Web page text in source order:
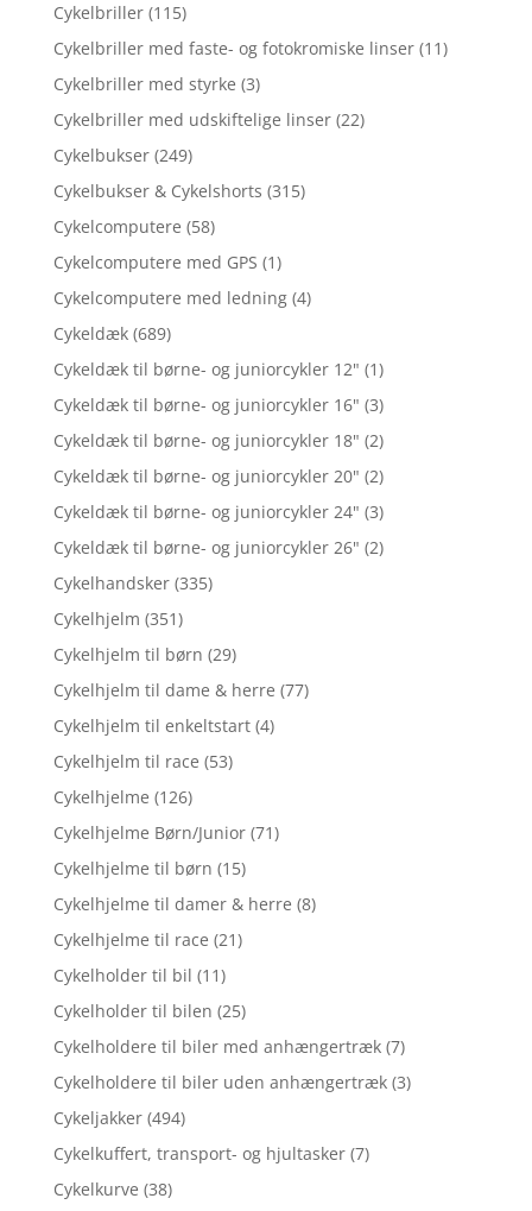
Cykelbriller (115)
Cykelbriller med faste- og fotokromiske linser (11)
Cykelbriller med styrke (3)
Cykelbriller med udskiftelige linser (22)
Cykelbukser (249)
Cykelbukser & Cykelshorts (315)
Cykelcomputere (58)
Cykelcomputere med GPS (1)
Cykelcomputere med ledning (4)
Cykeldæk (689)
Cykeldæk til børne- og juniorcykler 12" (1)
Cykeldæk til børne- og juniorcykler 16" (3)
Cykeldæk til børne- og juniorcykler 18" (2)
Cykeldæk til børne- og juniorcykler 20" (2)
Cykeldæk til børne- og juniorcykler 24" (3)
Cykeldæk til børne- og juniorcykler 26" (2)
Cykelhandsker (335)
Cykelhjelm (351)
Cykelhjelm til børn (29)
Cykelhjelm til dame & herre (77)
Cykelhjelm til enkeltstart (4)
Cykelhjelm til race (53)
Cykelhjelme (126)
Cykelhjelme Børn/Junior (71)
Cykelhjelme til børn (15)
Cykelhjelme til damer & herre (8)
Cykelhjelme til race (21)
Cykelholder til bil (11)
Cykelholder til bilen (25)
Cykelholdere til biler med anhængertræk (7)
Cykelholdere til biler uden anhængertræk (3)
Cykeljakker (494)
Cykelkuffert, transport- og hjultasker (7)
Cykelkurve (38)